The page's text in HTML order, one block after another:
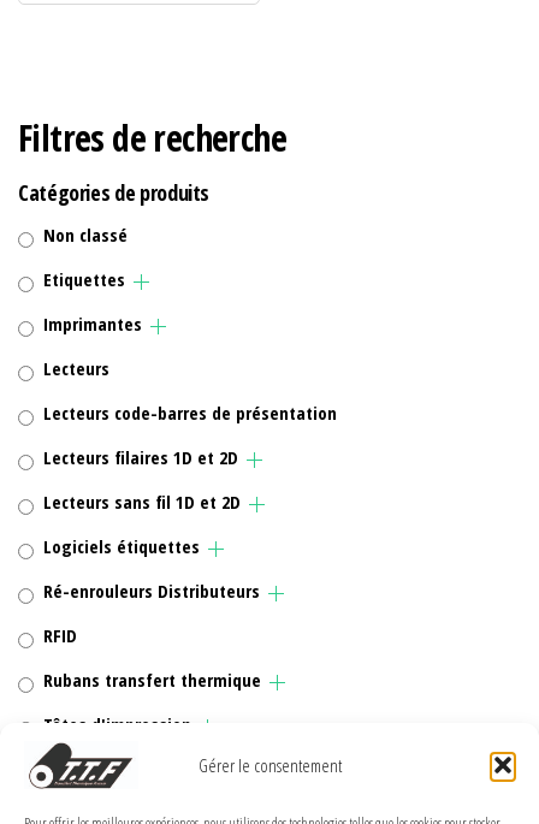
Gérer le consentement
Filtres de recherche
Catégories de produits
Non classé
Etiquettes
Imprimantes
Lecteurs
Lecteurs code-barres de présentation
Lecteurs filaires 1D et 2D
Lecteurs sans fil 1D et 2D
Logiciels étiquettes
Ré-enrouleurs Distributeurs
RFID
Rubans transfert thermique
Têtes d'impression